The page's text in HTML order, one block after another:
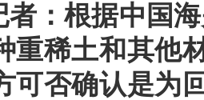
者：根据中国
重稀土和其他
可否确认是为